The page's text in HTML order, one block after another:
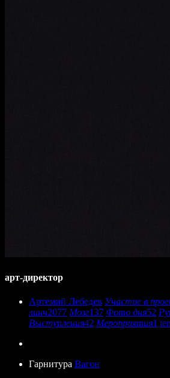
арт-директор
Артемий Лебедев Участие в
линч2077 Мозг137 Фото дня52
Выступления42 Мероприятия1
Гарнитура Вагон